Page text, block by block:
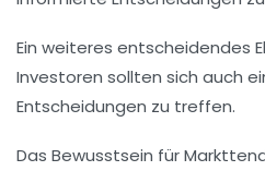
Ein weiteres entscheidendes
Investoren sollten sich auch
Entscheidungen zu treffen.
Das Bewusstsein für